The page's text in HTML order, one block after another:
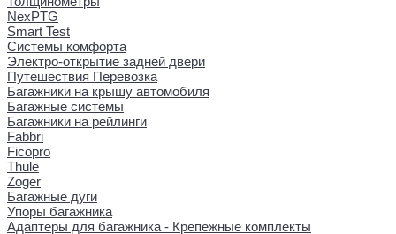
NexPTG
Smart Test
Системы комфорта
Электро-открытие задней двери
Путешествия Перевозка
Багажники на крышу автомобиля
Багажные системы
Багажники на рейлинги
Fabbri
Ficopro
Thule
Zoger
Багажные дуги
Упоры багажника
Адаптеры для багажника - Крепежные комплекты